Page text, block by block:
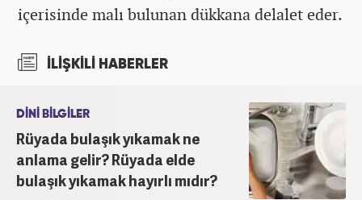
içerisinde malı bulunan dükkana delalet eder.
İLİŞKİLİ HABERLER
DİNİ BİLGİLER
Rüyada bulaşık yıkamak ne
anlama gelir? Rüyada elde
bulaşık yıkamak hayırlı mıdır?